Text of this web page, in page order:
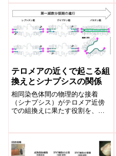
ピューティング・センターなど
テロメアの近くで起こる組
換えとシナプシスの関係
相同染色体間の物理的な接着
（シナプシス）がテロメア近傍
での組換えに果たす役割を、ゼ
で組換えの開始には重要ではな
いが、正常に終わらせるために
必要であることがわかった。